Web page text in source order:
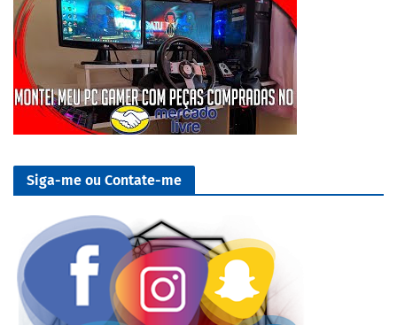
Siga-me ou Contate-me